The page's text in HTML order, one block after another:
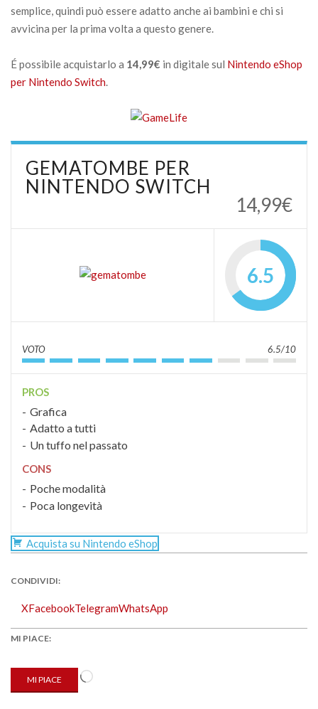
semplice, quindi può essere adatto anche ai bambini e chi si
avvicina per la prima volta a questo genere.
É possibile acquistarlo a 14,99€ in digitale sul Nintendo eShop
per Nintendo Switch.
GEMATOMBE PER
NINTENDO SWITCH
14,99€
6.5
VOTO 6.5/10
PROS
Grafica
Adatto a tutti
Un tuffo nel passato
CONS
Poche modalità
Poca longevità
Acquista su Nintendo eShop
CONDIVIDI:
XFacebookTelegramWhatsApp
MI PIACE:
MI PIACE
Caricamento